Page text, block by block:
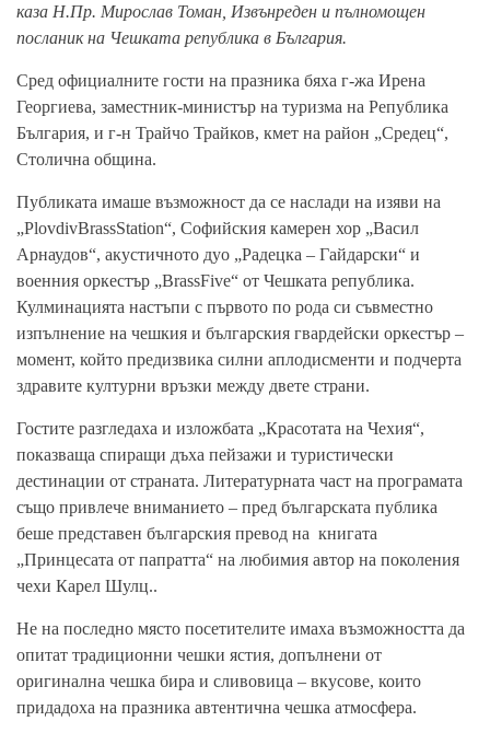
каза Н.Пр. Мирослав Томан, Извънреден и пълномощен
посланик на Чешката република в България.
Сред официалните гости на празника бяха г-жа Ирена
Георгиева, заместник-министър на туризма на Република
България, и г-н Трайчо Трайков, кмет на район „Средец“,
Столична община.
Публиката имаше възможност да се наслади на изяви на
„PlovdivBrassStation“, Софийския камерен хор „Васил
Арнаудов“, акустичното дуо „Радецка – Гайдарски“ и
военния оркестър „BrassFive“ от Чешката република.
Кулминацията настъпи с първото по рода си съвместно
изпълнение на чешкия и българския гвардейски оркестър –
момент, който предизвика силни аплодисменти и подчерта
здравите културни връзки между двете страни.
Гостите разгледаха и изложбата „Красотата на Чехия“,
показваща спиращи дъха пейзажи и туристически
дестинации от страната. Литературната част на програмата
също привлече вниманието – пред българската публика
беше представен българския превод на книгата
„Принцесата от папратта“ на любимия автор на поколения
чехи Карел Шулц..
Не на последно място посетителите имаха възможността да
опитат традиционни чешки ястия, допълнени от
оригинална чешка бира и сливовица – вкусове, които
придадоха на празника автентична чешка атмосфера.